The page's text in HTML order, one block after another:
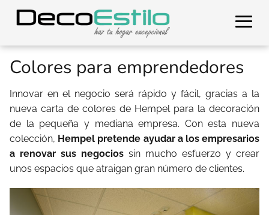
Colores para emprendedores
Innovar en el negocio será rápido y fácil, gracias a la
nueva carta de colores de Hempel para la decoración
de la pequeña y mediana empresa. Con esta nueva
colección, Hempel pretende ayudar a los empresarios
a renovar sus negocios sin mucho esfuerzo y crear
unos espacios que atraigan gran número de clientes.